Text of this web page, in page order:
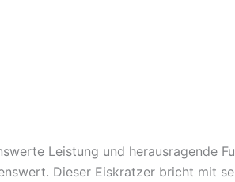
Leistung und herausragende
Dieser Eiskratzer bricht mit